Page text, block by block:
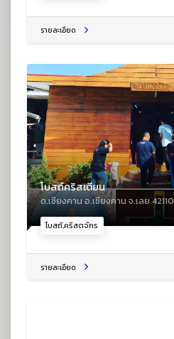
รายละเอียด
โบสถ์,คริสตจักร
โบสถ์คริสเตียน
ต.เชียงคาน อ.เชียงคาน จ.เลย 42110
รายละเอียด